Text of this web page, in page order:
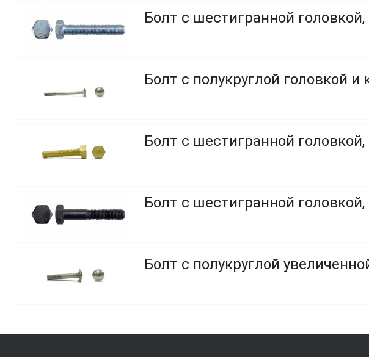
Болт с шестигранной
Болт с полукруглой головкой
Болт с шестигранной головкой,
Болт с шестигранной
Болт с полукруглой